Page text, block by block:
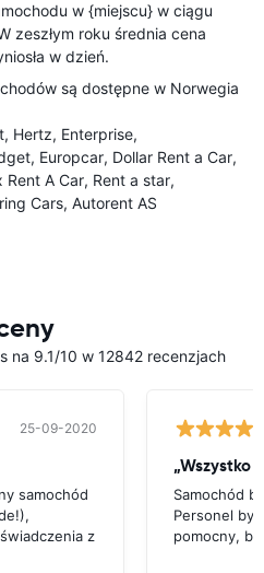
w {miejscu} w ciągu
zeszłym roku średnia cena
w dzień.
są dostępne w Norwegia
Hertz Enterprise
Europcar Dollar Rent a Car
Rent A Car Rent a star
Cars Autorent AS
na 9.1/10 w 12842 recenzjach
25-09-2020
samochód
z
Samochód
Personel
pomocny,